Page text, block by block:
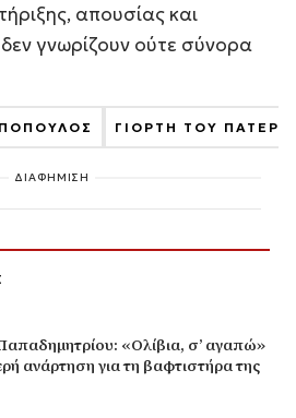
απουσίας και
γνωρίζουν ούτε σύνορα
ΓΙΟΡΤΗ ΤΟΥ ΠΑΤΕΡΑ
ΔΙΑΦΗΜΙΣΗ
«Ολίβια, σ’ αγαπώ»
ανάρτηση για τη βαφτιστήρα της